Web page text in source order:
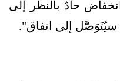
حادّ بالنظر إلى
سيُتَوَصَّل إلى اتفاق".